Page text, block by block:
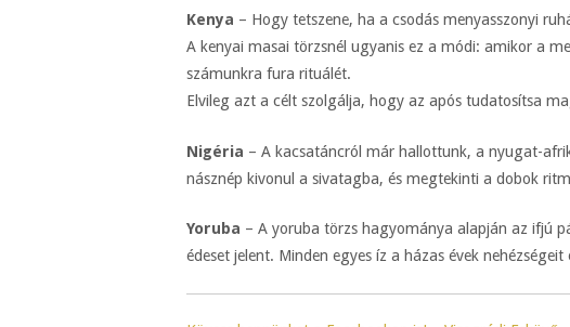
Kenya – Hogy tetszene, ha a csodás menyasszonyi
A kenyai masai törzsnél ugyanis ez a módi: amikor a
számunkra fura rituálét.
Elvileg azt a célt szolgálja, hogy az após tudatosítsa
Nigéria – A kacsatáncról már hallottunk, a nyugat-
násznép kivonul a sivatagba, és megtekinti a dobok
Yoruba – A yoruba törzs hagyománya alapján az ifjú
édeset jelent. Minden egyes íz a házas évek